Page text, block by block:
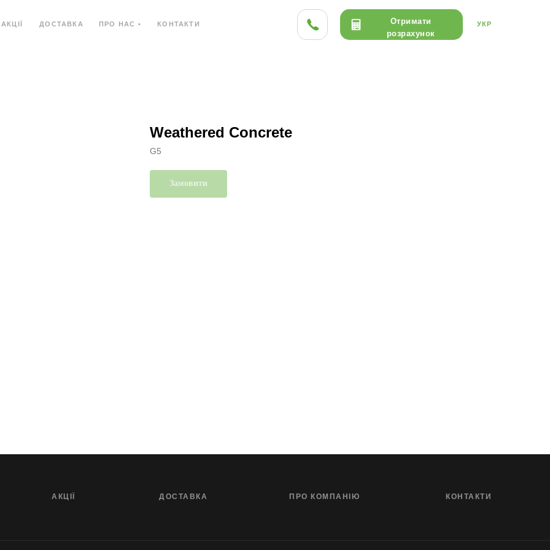
АКЦІЇ ДОСТАВКА ПРО НАС • КОНТАКТИ УКР
Отримати
розрахунок
Weathered Concrete
G5
Замовити
АКЦІЇ ДОСТАВКА ПРО КОМПАНІЮ КОНТАКТИ